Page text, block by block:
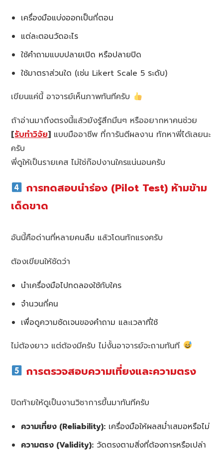
เครื่องมือแบ่งออกเป็นกี่ตอน
แต่ละตอนวัดอะไร
ใช้คำถามแบบปลายเปิด หรือปลายปิด
ใช้มาตราส่วนใด (เช่น Likert Scale 5 ระดับ)
เขียนแค่นี้ อาจารย์เห็นภาพทันทีครับ
ถ้าอ่านมาถึงตรงนี้แล้วยังรู้สึกมึนๆ หรืออยากหาคนช่วย
[รับทำวิจัย] แบบมืออาชีพ ที่การันตีผลงาน ทักหาพี่ได้เลยนะ
ครับ
พี่ดูให้เป็นรายเคส ไม่ใช่ก๊อปงานใครแน่นอนครับ
การทดสอบนำร่อง (Pilot Test) ห้ามข้าม
เด็ดขาด
อันนี้คือด่านที่หลายคนลืม แล้วโดนทักแรงครับ
ต้องเขียนให้ชัดว่า
นำเครื่องมือไปทดลองใช้กับใคร
จำนวนกี่คน
เพื่อดูความชัดเจนของคำถาม และเวลาที่ใช้
ไม่ต้องยาว แต่ต้องมีครับ ไม่งั้นอาจารย์จะถามทันที
การตรวจสอบความเที่ยงและความตรง
ปิดท้ายให้ดูเป็นงานวิชาการขึ้นมาทันทีครับ
ความเที่ยง (Reliability): เครื่องมือให้ผลสม่ำเสมอหรือไม่
ความตรง (Validity): วัดตรงตามสิ่งที่ต้องการหรือเปล่า